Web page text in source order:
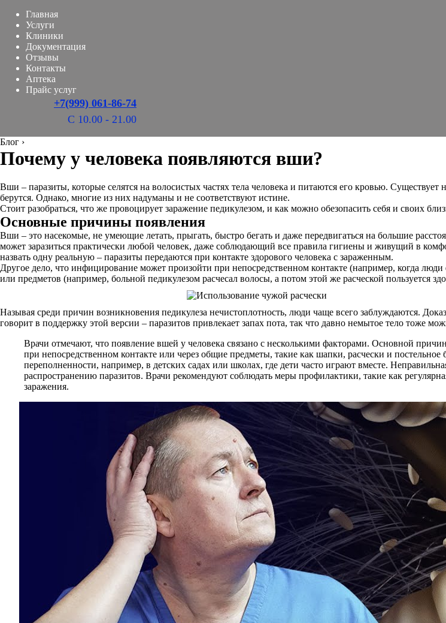
Главная
Услуги
Клиники
Документация
Отзывы
Контакты
Аптека
Прайс услуг
+7(999) 061-86-74
С 10.00 - 21.00
Блог ›
Почему у человека появляются вши?
Вши – паразиты, которые селятся на волосистых частях тела человека и питаются его кровью.
берутся. Однако, многие из них надуманы и не соответствуют истине.
Стоит разобраться, что же провоцирует заражение педикулезом, и как можно обезопасить себя и своих
Основные причины появления
Вши – это насекомые, не умеющие летать, прыгать, быстро бегать и даже передвигаться на большие
может заразиться практически любой человек, даже соблюдающий все правила гигиены и живущий в
назвать одну реальную – паразиты передаются при контакте здорового человека с зараженным.
Другое дело, что инфицирование может произойти при непосредственном контакте (например, когда
или предметов (например, больной педикулезом расчесал волосы, а потом этой же расческой пользуется
Называя среди причин возникновения педикулеза нечистоплотность, люди чаще всего заблуждаются.
говорит в поддержку этой версии – паразитов привлекает запах пота, так что давно немытое тело тоже
Врачи отмечают, что появление вшей у человека связано с несколькими факторами. Основной
при непосредственном контакте или через общие предметы, такие как шапки, расчески и
переполненности, например, в детских садах или школах, где дети часто играют вместе.
распространению паразитов. Врачи рекомендуют соблюдать меры профилактики, такие как
заражения.